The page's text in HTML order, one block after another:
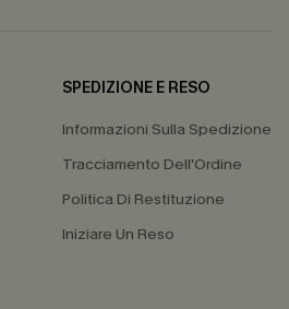
SPEDIZIONE E RESO
Informazioni Sulla Spedizione
Tracciamento Dell'Ordine
Politica Di Restituzione
Iniziare Un Reso